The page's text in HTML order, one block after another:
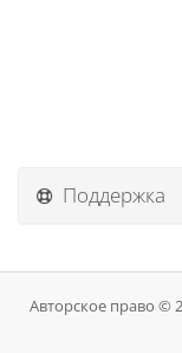
Поддержка
Авторское право ©